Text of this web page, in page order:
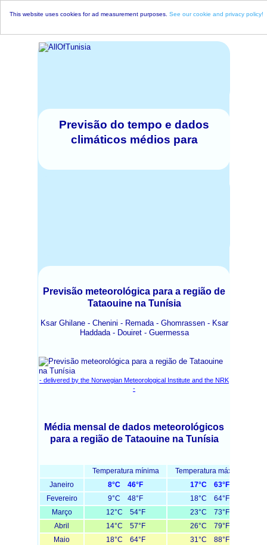
This website uses cookies for ad measurement purposes. See our cookie and privacy policy!
Previsão do tempo e dados
climáticos médios para
Previsão meteorológica para a região de
Tataouine na Tunísia
Ksar Ghilane - Chenini - Remada - Ghomrassen - Ksar
Haddada - Douiret - Guermessa
- delivered by the Norwegian Meteorological Institute and the NRK
-
Média mensal de dados meteorológicos
para a região de Tataouine na Tunísia
Temperatura mínima Temperatura máxima
Janeiro
8°C 46°F
17°C 63°F
Fevereiro
9°C 48°F
18°C 64°F
Março
12°C 54°F
23°C 73°F
Abril
14°C 57°F
26°C 79°F
Maio
18°C 64°F
31°C 88°F